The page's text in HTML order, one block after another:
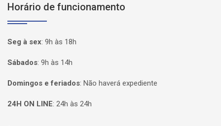
Horário de funcionamento
Seg à sex: 9h às 18h
Sábados: 9h às 14h
Domingos e feriados: Não haverá expediente
24H ON LINE: 24h às 24h